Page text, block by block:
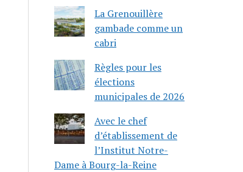
La Grenouillère
gambade comme un
cabri
Règles pour les
élections
municipales de 2026
Avec le chef
d’établissement de
l’Institut Notre-
Dame à Bourg-la-Reine